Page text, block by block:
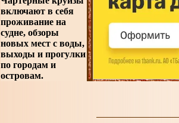
включают в себя
проживание на
судне, обзоры
новых мест с воды,
выходы и прогулки
по городам и
островам.